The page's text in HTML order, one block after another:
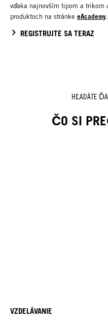
vďaka najnovším tipom a trikom
produktoch na stránke eAcademy.
REGISTRUJTE SA TERAZ
HĽADÁTE
ČO SI
VZDELÁVANIE